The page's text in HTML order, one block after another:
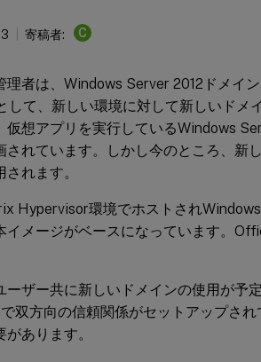
寄稿者: C
理者は、Windows Server 2012ドメイ
して、新しい環境に対して新しいドメ
仮想アプリを実行しているWindows
されています。しかし今のところ、新
れます。
Hypervisor環境でホストされ
イメージがベースになっています。
ーザー共に新しいドメインの使用が予
双方向の信頼関係がセットアップさ
があります。